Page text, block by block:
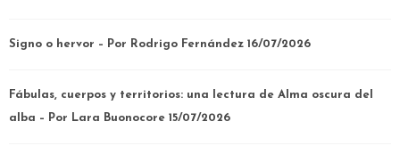
Signo o hervor – Por Rodrigo Fernández 16/07/2026
Fábulas, cuerpos y territorios: una lectura de Alma oscura del
alba – Por Lara Buonocore 15/07/2026